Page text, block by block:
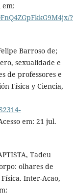
em:
?
Barroso de;
sexualidade e
de professores e
Física y Ciencia,
em: 21 jul.
Tadeu
olhares de
Inter-Acao,